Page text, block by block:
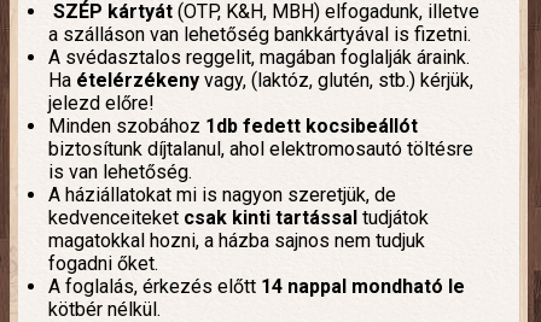
SZÉP kártyát (OTP, K&H, MBH) elfogadunk, illetve
a szálláson van lehetőség bankkártyával is fizetni.
A svédasztalos reggelit, magában foglalják áraink.
Ha ételérzékeny vagy, (laktóz, glutén, stb.) kérjük,
jelezd előre!
Minden szobához 1db fedett kocsibeállót
biztosítunk díjtalanul, ahol elektromosautó töltésre
is van lehetőség.
A háziállatokat mi is nagyon szeretjük, de
kedvenceiteket csak kinti tartással tudjátok
magatokkal hozni, a házba sajnos nem tudjuk
fogadni őket.
A foglalás, érkezés előtt 14 nappal mondható le
kötbér nélkül.